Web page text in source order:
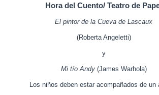
Hora del Cuento/ Teatro de
El pintor de la Cueva de Lascaux
(Roberta Angeletti)
y
Mi tío Andy(James Warhola)
Los niños deben estar acompañados de un